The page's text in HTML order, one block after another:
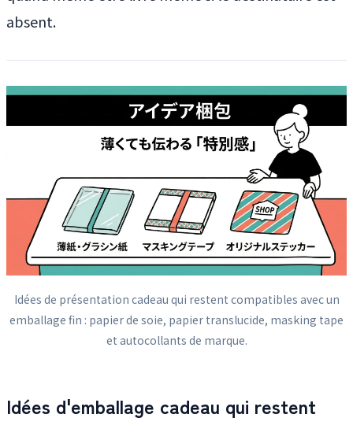
absent.
Idées de présentation cadeau qui restent compatibles avec un
emballage fin : papier de soie, papier translucide, masking tape
et autocollants de marque.
Idées d'emballage cadeau qui restent